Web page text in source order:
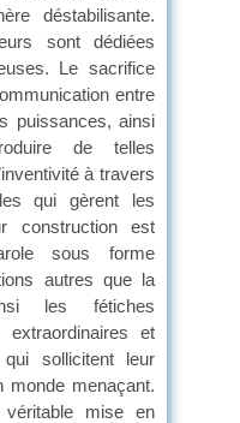
déstabilisante.
sont dédiées
Le sacrifice
entre
puissances, ainsi
de telles
à travers
qui gèrent les
construction est
sous forme
autres que la
les fétiches
extraordinaires et
sollicitent leur
monde menaçant.
mise en